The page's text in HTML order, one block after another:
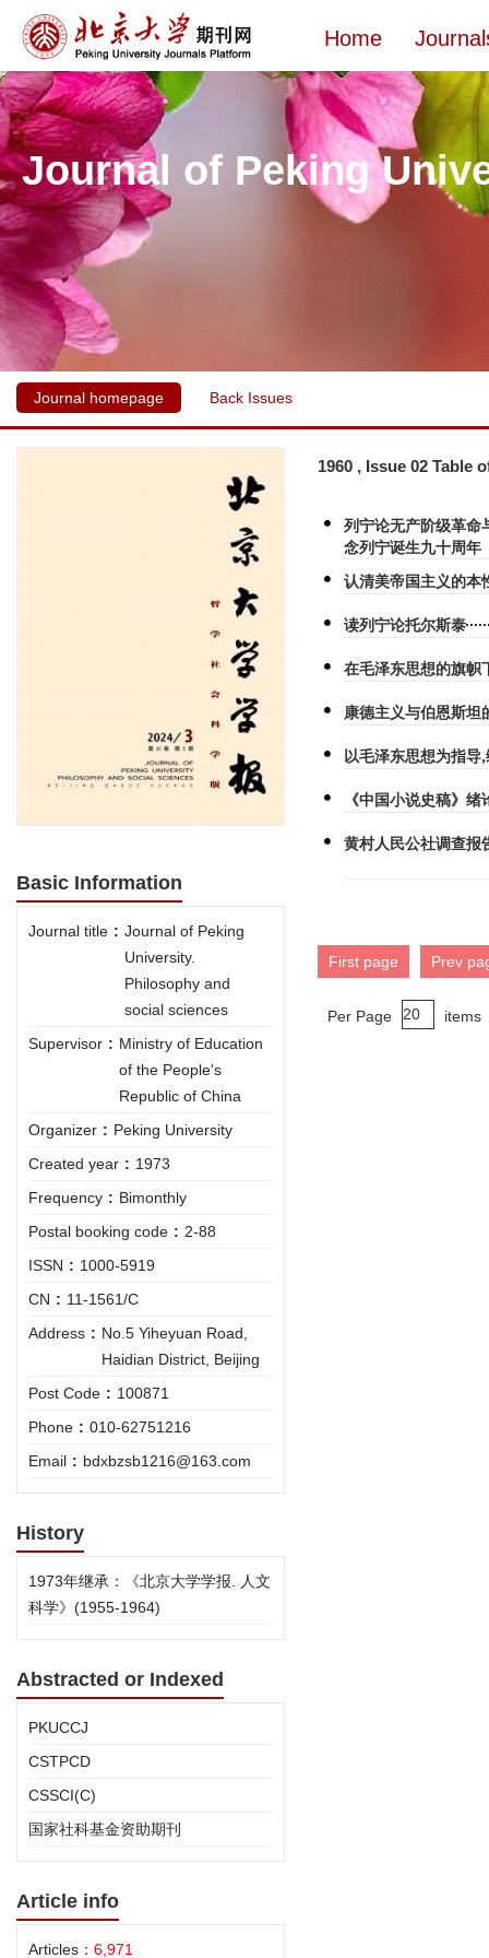
Home
Journal of Peking
Journal homepage Back Issues
Basic Information
Journal title : Journal of Peking
University.
Philosophy and
social sciences
Supervisor : Ministry of Education
of the People's
Republic of China
Organizer : Peking University
Created year : 1973
Frequency : Bimonthly
Postal booking code : 2-88
ISSN : 1000-5919
CN : 11-1561/C
Address : No.5 Yiheyuan Road,
Haidian District, Beijing
Post Code : 100871
Phone : 010-62751216
Email : bdxbzsb1216@163.com
History
1973年继承：《北京大学学报. 人文
科学》(1955-1964)
Abstracted or Indexed
PKUCCJ
CSTPCD
CSSCI(C)
国家社科基金资助期刊
Article info
Articles： 6,971
1960 , Issue 02 Table
列宁论无产阶级革命
念列宁诞生九十周年
认清美帝国主义的
读列宁论托尔斯泰
在毛泽东思想的旗帜
康德主义与伯恩斯坦
以毛泽东思想为指
《中国小说史稿》绪
黄村人民公社调查报
First page Prev
Per Page items